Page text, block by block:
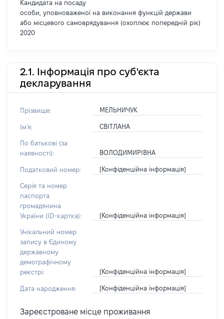
Кандидата на посаду
особи, уповноваженої на виконання функцій держави
або місцевого самоврядування (охоплює попередній рік)
2020
2.1. Інформація про суб'єкта
декларування
Прізвище: МЕЛЬНИЧУК
Ім'я: СВІТЛАНА
По батькові (за
наявності):
ВОЛОДИМИРІВНА
Податковий номер: [Конфіденційна інформація]
Серія та номер
паспорта
громадянина
України (ID-картка):
[Конфіденційна інформація]
Унікальний номер
запису в Єдиному
державному
демографічному
реєстрі:
[Конфіденційна інформація]
Дата народження: [Конфіденційна інформація]
Зареєстроване місце проживання